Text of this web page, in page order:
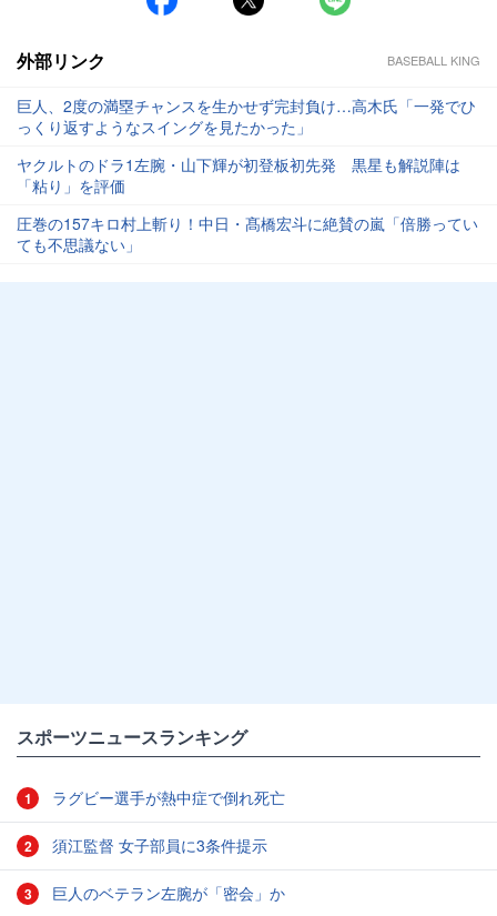
外部リンク BASEBALL KING
巨人、2度の満塁チャンスを生かせず完封負け…高木氏「一発でひ
っくり返すようなスイングを見たかった」
ヤクルトのドラ1左腕・山下輝が初登板初先発 黒星も解説陣は
「粘り」を評価
圧巻の157キロ村上斬り！中日・髙橋宏斗に絶賛の嵐「倍勝ってい
ても不思議ない」
スポーツニュースランキング
1 ラグビー選手が熱中症で倒れ死亡
2 須江監督 女子部員に3条件提示
3 巨人のベテラン左腕が「密会」か